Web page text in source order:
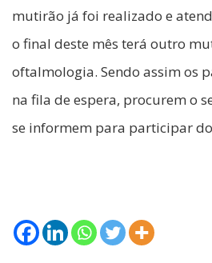
mutirão já foi realizado e
o final deste mês terá outro
oftalmologia. Sendo assim os
na fila de espera, procurem o
se informem para participar